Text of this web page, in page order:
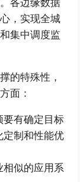
，实现全城
集中调度监
的特殊性，
面：
要有确定目标
定制和性能优
似的应用系